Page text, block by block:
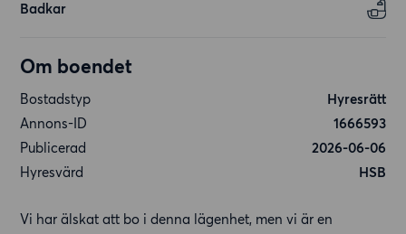
Badkar
Om boendet
Bostadstyp
Hyresrätt
Annons-ID
1666593
Publicerad
2026-06-06
Hyresvärd
HSB
Vi har älskat att bo i denna lägenhet, men vi är en